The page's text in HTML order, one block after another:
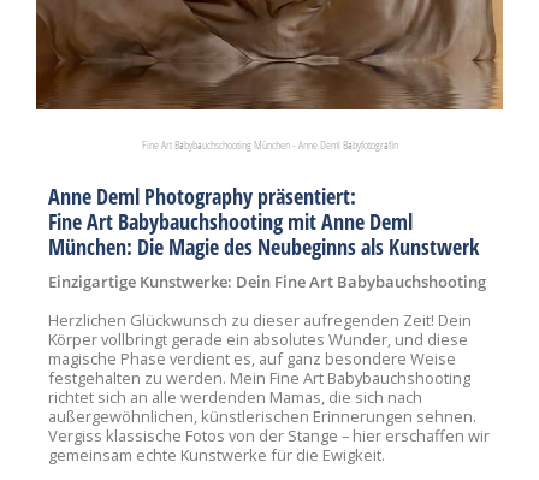
Fine Art Babybauchschooting München - Anne Deml Babyfotografin
Anne Deml Photography präsentiert:
Fine Art Babybauchshooting mit Anne Deml
München: Die Magie des Neubeginns als Kunstwerk
Einzigartige Kunstwerke: Dein Fine Art Babybauchshooting
Herzlichen Glückwunsch zu dieser aufregenden Zeit! Dein
Körper vollbringt gerade ein absolutes Wunder, und diese
magische Phase verdient es, auf ganz besondere Weise
festgehalten zu werden. Mein Fine Art Babybauchshooting
richtet sich an alle werdenden Mamas, die sich nach
außergewöhnlichen, künstlerischen Erinnerungen sehnen.
Vergiss klassische Fotos von der Stange – hier erschaffen wir
gemeinsam echte Kunstwerke für die Ewigkeit.